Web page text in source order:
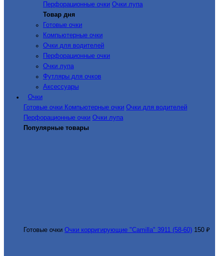
Перфорационные очки Очки лупа
Товар дня
Готовые очки
Компьютерные очки
Очки для водителей
Перфорационные очки
Очки лупа
Футляры для очков
Аксессуары
Очки
Готовые очки Компьютерные очки Очки для водителей
Перфорационные очки Очки лупа
Популярные товары
Готовые очки Очки корригирующие "Camilla" 3911 (58-60) 150 ₽